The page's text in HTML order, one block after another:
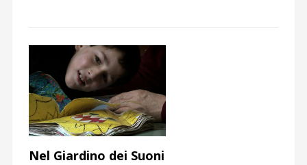
Nel Giardino dei Suoni